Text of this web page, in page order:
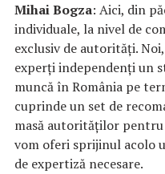
Mihai Bogza: Aici, din
individuale, la nivel de
exclusiv de autorități.
experți independenți un
muncă în România pe
cuprinde un set de
masă autorităților
vom oferi sprijinul acolo
de expertiză necesare.